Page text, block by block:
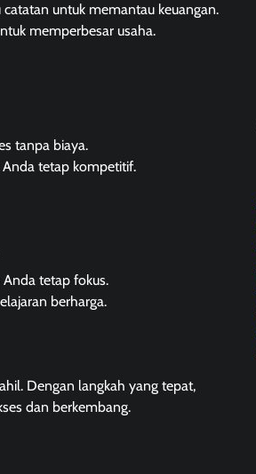
untuk memantau keuangan.
memperbesar usaha.
tanpa biaya.
Anda tetap kompetitif.
tetap fokus.
berharga.
Dengan langkah yang tepat,
dan berkembang.